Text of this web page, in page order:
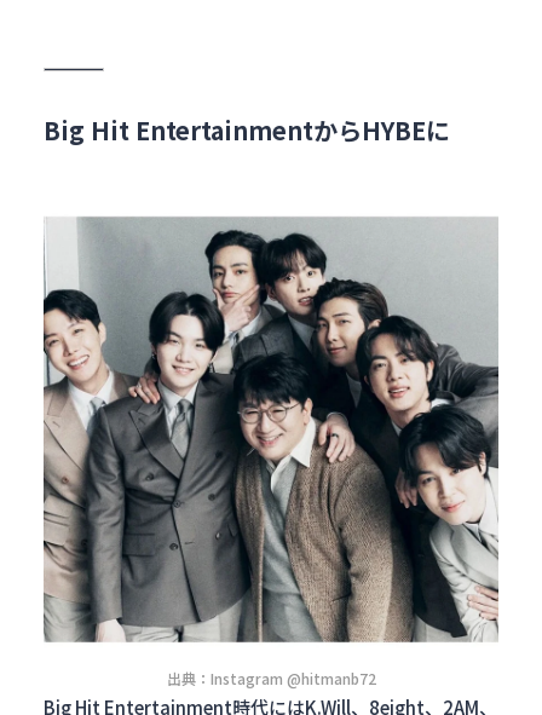
Big Hit EntertainmentからHYBEに
出典：Instagram @hitmanb72
Big Hit Entertainment時代にはK.Will、8eight、2AM、